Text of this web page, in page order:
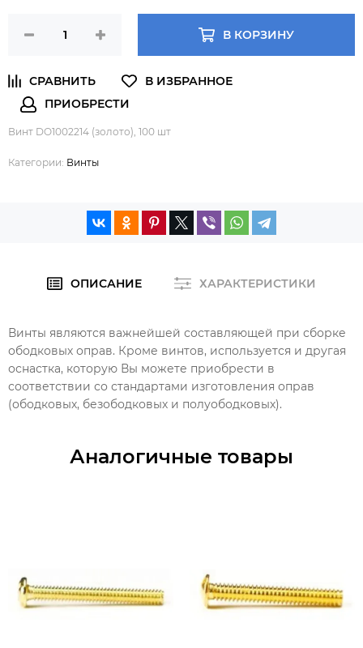
В КОРЗИНУ
Винт DO1002214 (золото), 100 шт
Категории: Винты
ОПИСАНИЕ ХАРАКТЕРИСТИКИ
Винты являются важнейшей составляющей при сборке
ободковых оправ. Кроме винтов, используется и другая
оснастка, которую Вы можете приобрести в
соответствии со стандартами изготовления оправ
(ободковых, безободковых и полуободковых).
Аналогичные товары